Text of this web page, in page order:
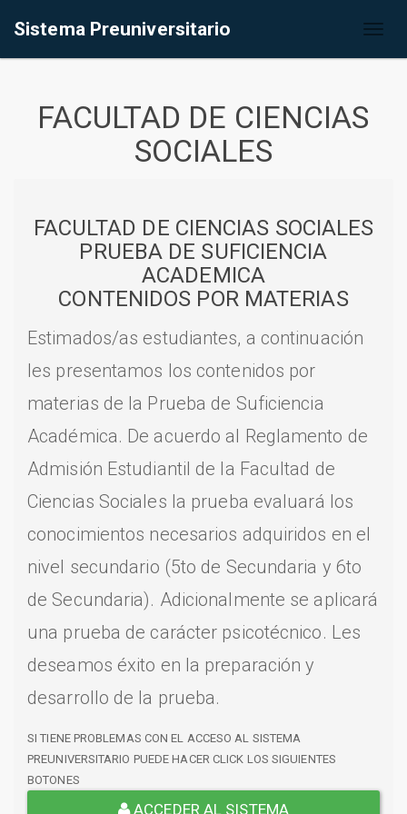
Sistema Preuniversitario
FACULTAD DE CIENCIAS
SOCIALES
FACULTAD DE CIENCIAS SOCIALES
PRUEBA DE SUFICIENCIA
ACADEMICA
CONTENIDOS POR MATERIAS
Estimados/as estudiantes, a continuación
les presentamos los contenidos por
materias de la Prueba de Suficiencia
Académica. De acuerdo al Reglamento de
Admisión Estudiantil de la Facultad de
Ciencias Sociales la prueba evaluará los
conocimientos necesarios adquiridos en el
nivel secundario (5to de Secundaria y 6to
de Secundaria). Adicionalmente se aplicará
una prueba de carácter psicotécnico. Les
deseamos éxito en la preparación y
desarrollo de la prueba.
SI TIENE PROBLEMAS CON EL ACCESO AL SISTEMA
PREUNIVERSITARIO PUEDE HACER CLICK LOS SIGUIENTES
BOTONES
ACCEDER AL SISTEMA